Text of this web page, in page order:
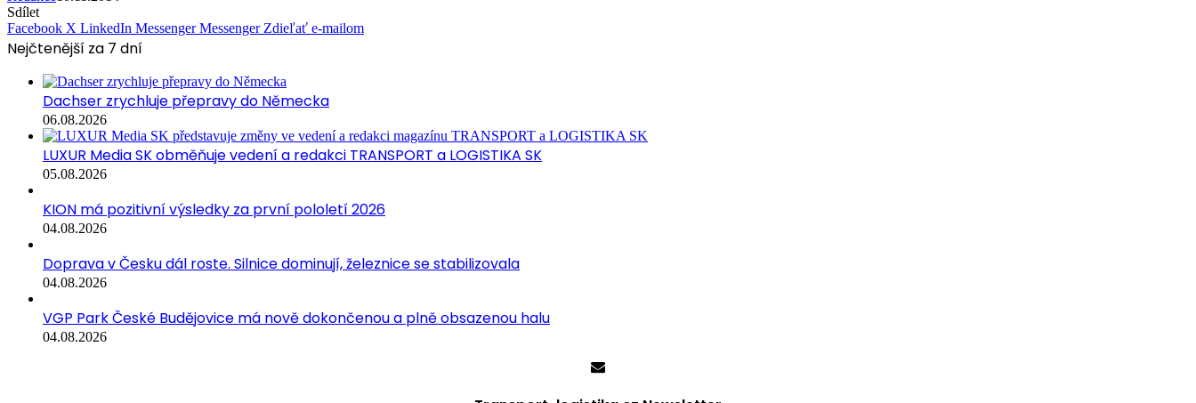
Sdílet
Facebook X LinkedIn Messenger Messenger Zdieľať e-mailom
Nejčtenější za 7 dní
Dachser zrychluje přepravy do Německa
06.08.2026
LUXUR Media SK obměňuje vedení a redakci TRANSPORT a LOGISTIKA SK
05.08.2026
KION má pozitivní výsledky za první pololetí 2026
04.08.2026
Doprava v Česku dál roste. Silnice dominují, železnice se stabilizovala
04.08.2026
VGP Park České Budějovice má nově dokončenou a plně obsazenou halu
04.08.2026